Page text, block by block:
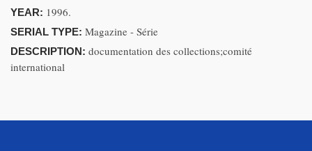
YEAR: 1996.
SERIAL TYPE: Magazine - Série
DESCRIPTION: documentation des collections;comité
international